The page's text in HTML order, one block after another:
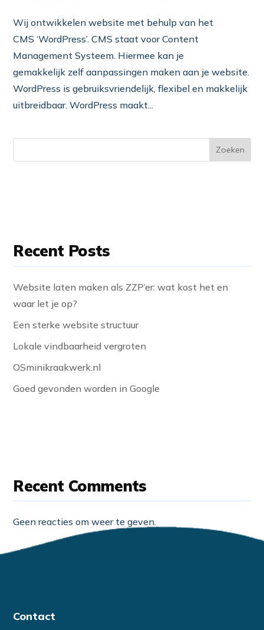
Wij ontwikkelen website met behulp van het
CMS ‘WordPress’. CMS staat voor Content
Management Systeem. Hiermee kan je
gemakkelijk zelf aanpassingen maken aan je website.
WordPress is gebruiksvriendelijk, flexibel en makkelijk
uitbreidbaar. WordPress maakt...
Zoeken
Recent Posts
Website laten maken als ZZP’er: wat kost het en
waar let je op?
Een sterke website structuur
Lokale vindbaarheid vergroten
OSminikraakwerk.nl
Goed gevonden worden in Google
Recent Comments
Geen reacties om weer te geven.
Contact